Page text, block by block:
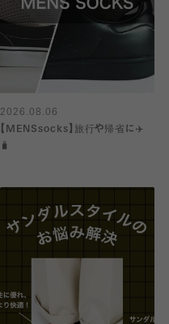
2026.08.06
【MENSsocks】旅行や帰省に✈️